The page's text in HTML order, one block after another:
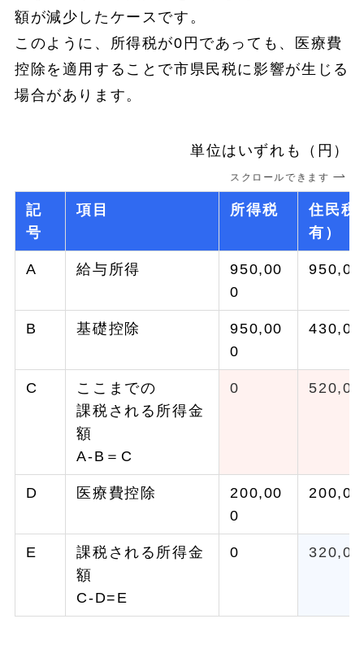
額が減少したケースです。
このように、所得税が0円であっても、医療費
控除を適用することで市県民税に影響が生じる
場合があります。
単位はいずれも（円）
スクロールできます
記
号
項目 所得税
住民税
有）
A 給与所得
950,00
0
B 基礎控除
950,00
0
C
ここまでの
課税される所得金
額
A-B＝C
0
D 医療費控除
200,00
0
E
課税される所得金
額
C-D=E
0